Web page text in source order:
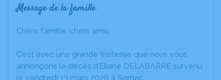
Message de la famille
Chère famille, chers amis,
C’est avec une grande tristesse que nous vous
annonçons le décès d’Eliane DELABARRE survenu
le vendredi 13 mars 2026 à Sornac.